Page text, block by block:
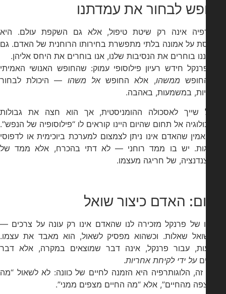
לבחור את עמדתנו
אינה רק שיטת טיפול, אלא גם השקפת עולם. היא
על אמונה בלתי מתפשרת בחירותו הרוחנית של האדם. גם
בוחרים את הנסיבות שלנו, אנו בוחרים את היחס אליהן.
חידש רעיון פילוסופי עמוק: שהחופש האנושי האמיתי
ממשהו, אלא החופשאל משהו — היכולת לבחור
במשמעות, באהבה.
שייך לאסכולה ההומניסטית, אך הוא חצה את גבולות
אל תחום שהיום היינו קוראים לו “פילוסופיה של הנפש”.
שהאדם אינו ניתן לצמצום למערכת ביוכימית או לדפוסי
יש בו ממד רוחני — לא דתי בהכרח, אלא ממד של
של חריגה מעצמו.
האדם כיצור שואל
של פרנקל מזכירה לנו שהאדם אינו רק עונה על צרכים —
שאלות. וכשהוא מפסיק לשאול, הוא מאבד את עצמו.
עבור פרנקל, אינה דבר שמוצאים במקרה, אלא דבר
על ידי לקיחת אחריות.
זה, הלוגותרפיה היא הזמנה לחיים של כוונה: לא לשאול “מה
מהחיים”, אלא “מה החיים מצפים ממני”.